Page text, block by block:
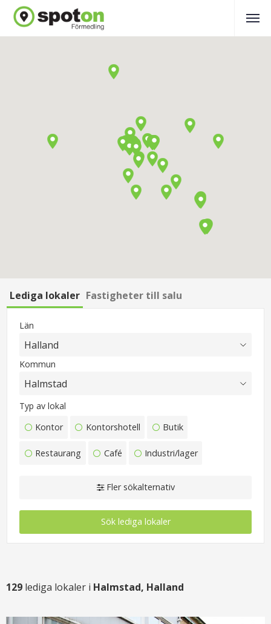
Lediga lokaler Fastigheter till salu
Län
Kommun
Typ av lokal
Kontor
Kontorshotell Butik
Restaurang Café Industri/lager
Fler sökalternativ
129 lediga lokaler i Halmstad, Halland